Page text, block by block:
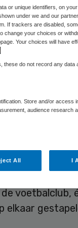
keer gelezen
minder dan
werkgever
te duur is?
wil de
zal steeds
voetbalclub,
elkaar
or unique identifiers, on your
under we and our
If trackers are disabled,
change your choices or
Your choices will have
these do not record any data
Store and/or access
audience research
All I